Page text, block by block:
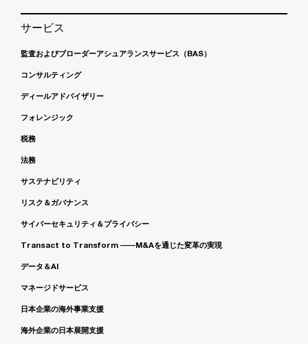
サービス
監査およびブローダーアシュアランスサービス（BAS）
コンサルティング
ディールアドバイザリー
フォレンジック
税務
法務
サステナビリティ
リスク＆ガバナンス
サイバーセキュリティ＆プライバシー
Transact to Transform ――M&Aを通じた変革の実現
データ＆AI
マネージドサービス
日本企業の海外事業支援
海外企業の日本展開支援